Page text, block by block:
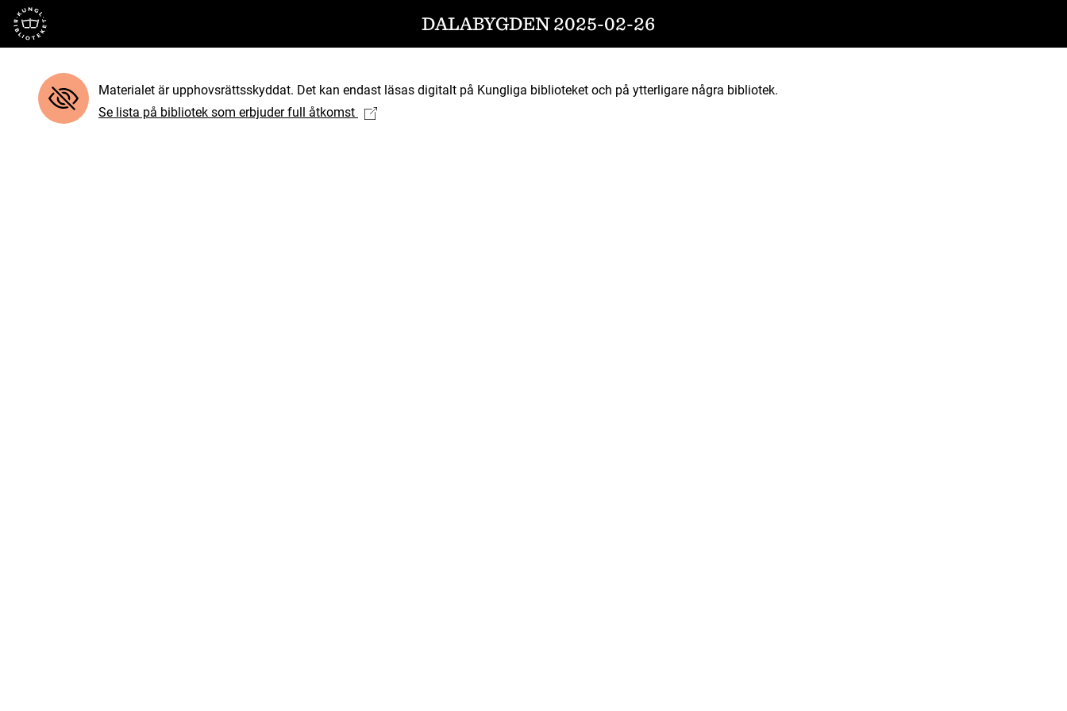
Till startsidan DALABYGDEN 2025-02-26
Materialet är upphovsrättsskyddat. Det kan endast läsas digitalt på Kungliga biblioteket och på ytterligare några bibliotek.
Se lista på bibliotek som erbjuder full åtkomst